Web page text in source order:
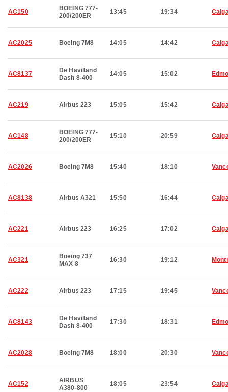
AC150
BOEING 777-
200/200ER
13:45 19:34
AC2025 Boeing 7M8 14:05 14:42
AC8137
De Havilland
Dash 8-400
14:05 15:02
AC219 Airbus 223 15:05 15:42
AC148
BOEING 777-
200/200ER
15:10 20:59
AC2026 Boeing 7M8 15:40 18:10
AC8138 Airbus A321 15:50 16:44
AC221 Airbus 223 16:25 17:02
AC321
Boeing 737
MAX 8
16:30 19:12
AC222 Airbus 223 17:15 19:45
AC8143
De Havilland
Dash 8-400
17:30 18:31
AC2028 Boeing 7M8 18:00 20:30
AC152
AIRBUS
A380-800
18:05 23:54